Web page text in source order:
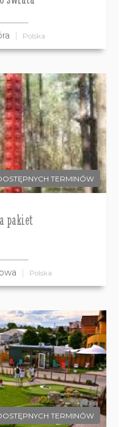
Polska
TERMINÓW
pakiet
Polska
TERMINÓW